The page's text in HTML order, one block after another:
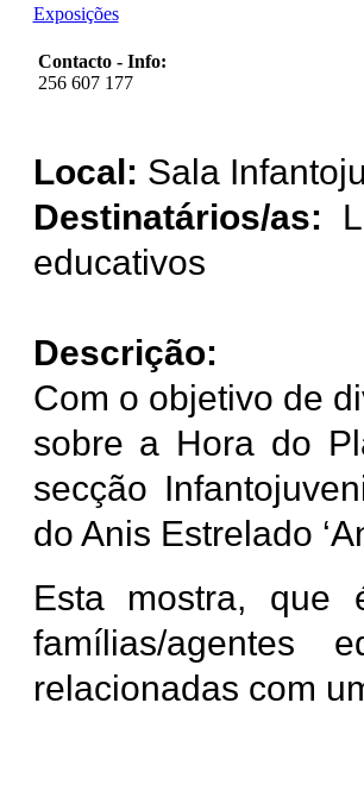
Exposições
Contacto - Info:
256 607 177
Local: Sala
Destinatários/as:
educativos
Descrição:
Com o objetivo de
sobre a Hora do
secção
do Anis Estrelado
Esta mostra,
famílias/agentes
relacionadas com